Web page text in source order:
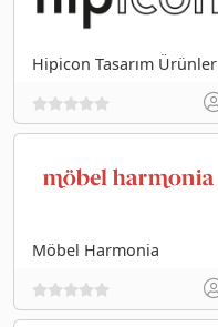
Hipicon Tasarım Ürünler
Möbel Harmonia